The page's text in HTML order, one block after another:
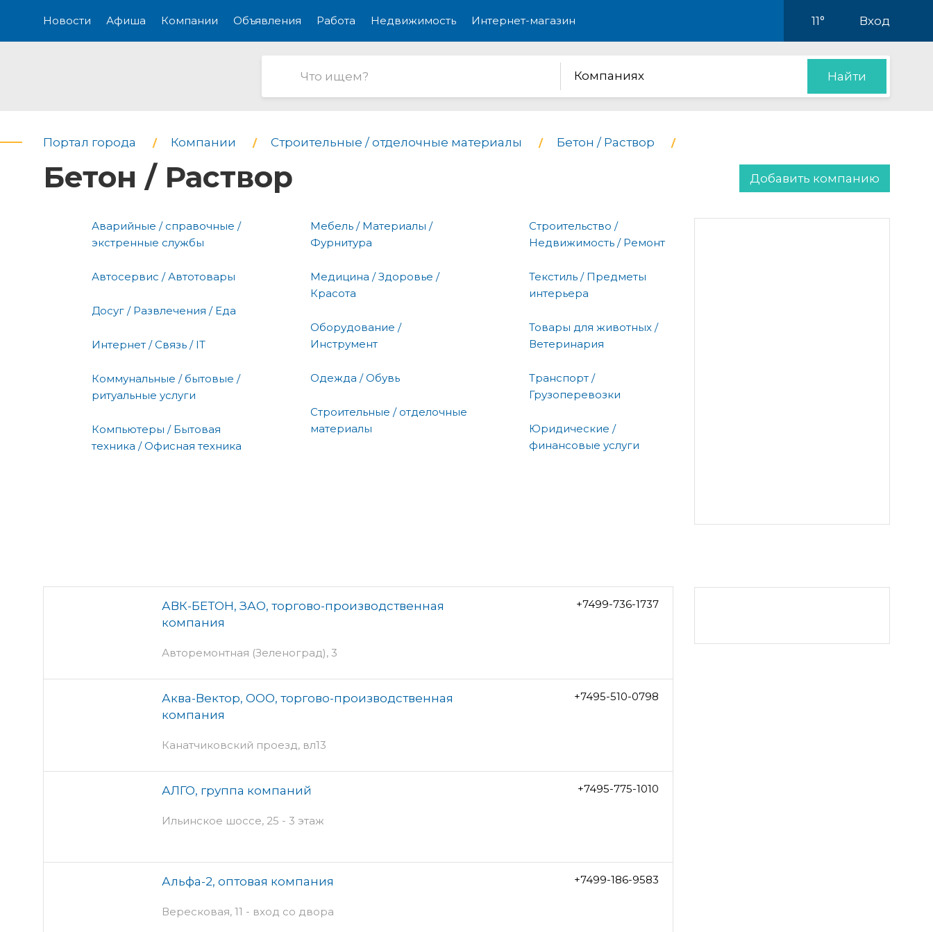
Новости Афиша Компании Объявления Работа Недвижимость Интернет-магазин 11° Вход
Компаниях Найти
Портал города Компании Строительные / отделочные материалы Бетон / Раствор
Бетон / Раствор Добавить компанию
Аварийные / справочные /
экстренные службы
Автосервис / Автотовары
Досуг / Развлечения / Еда
Интернет / Связь / IT
Коммунальные / бытовые /
ритуальные услуги
Компьютеры / Бытовая
техника / Офисная техника
Мебель / Материалы /
Фурнитура
Медицина / Здоровье /
Красота
Оборудование /
Инструмент
Одежда / Обувь
Строительные / отделочные
материалы
Строительство /
Недвижимость / Ремонт
Текстиль / Предметы
интерьера
Товары для животных /
Ветеринария
Транспорт /
Грузоперевозки
Юридические /
финансовые услуги
АВК-БЕТОН, ЗАО, торгово-производственная
компания
Авторемонтная (Зеленоград), 3
+7499-736-1737
Аква-Вектор, ООО, торгово-производственная
компания
Канатчиковский проезд, вл13
+7495-510-0798
АЛГО, группа компаний
Ильинское шоссе, 25 - 3 этаж
+7495-775-1010
Альфа-2, оптовая компания
Вересковая, 11 - вход со двора
+7499-186-9583